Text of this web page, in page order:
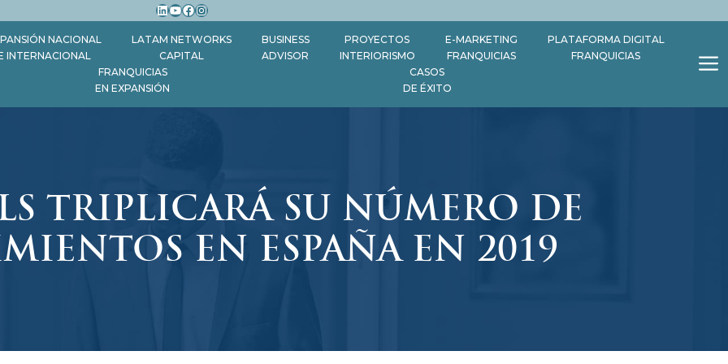
LinkedIn
YouTube
Facebook
Instagram
NACIONAL
INTERNACIONAL
LATAM NETWORKS
CAPITAL
BUSINESS
ADVISOR
PROYECTOS
INTERIORISMO
E-MARKETING
FRANQUICIAS
PLATAFORMA DIGITAL
FRANQUICIAS
FRANQUICIAS
EN EXPANSIÓN
CASOS
DE ÉXITO
TRIPLICARÁ SU NÚMERO DE
EN ESPAÑA EN 2019